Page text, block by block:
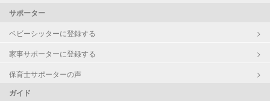
サポーター
ベビーシッターに登録する
家事サポーターに登録する
保育士サポーターの声
ガイド